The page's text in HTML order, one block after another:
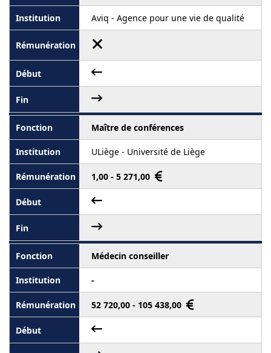
Aviq - Agence pour une vie de qualité
Maître de conférences
ULiège - Université de Liège
1,00 - 5 271,00
Médecin conseiller
-
52 720,00 - 105 438,00